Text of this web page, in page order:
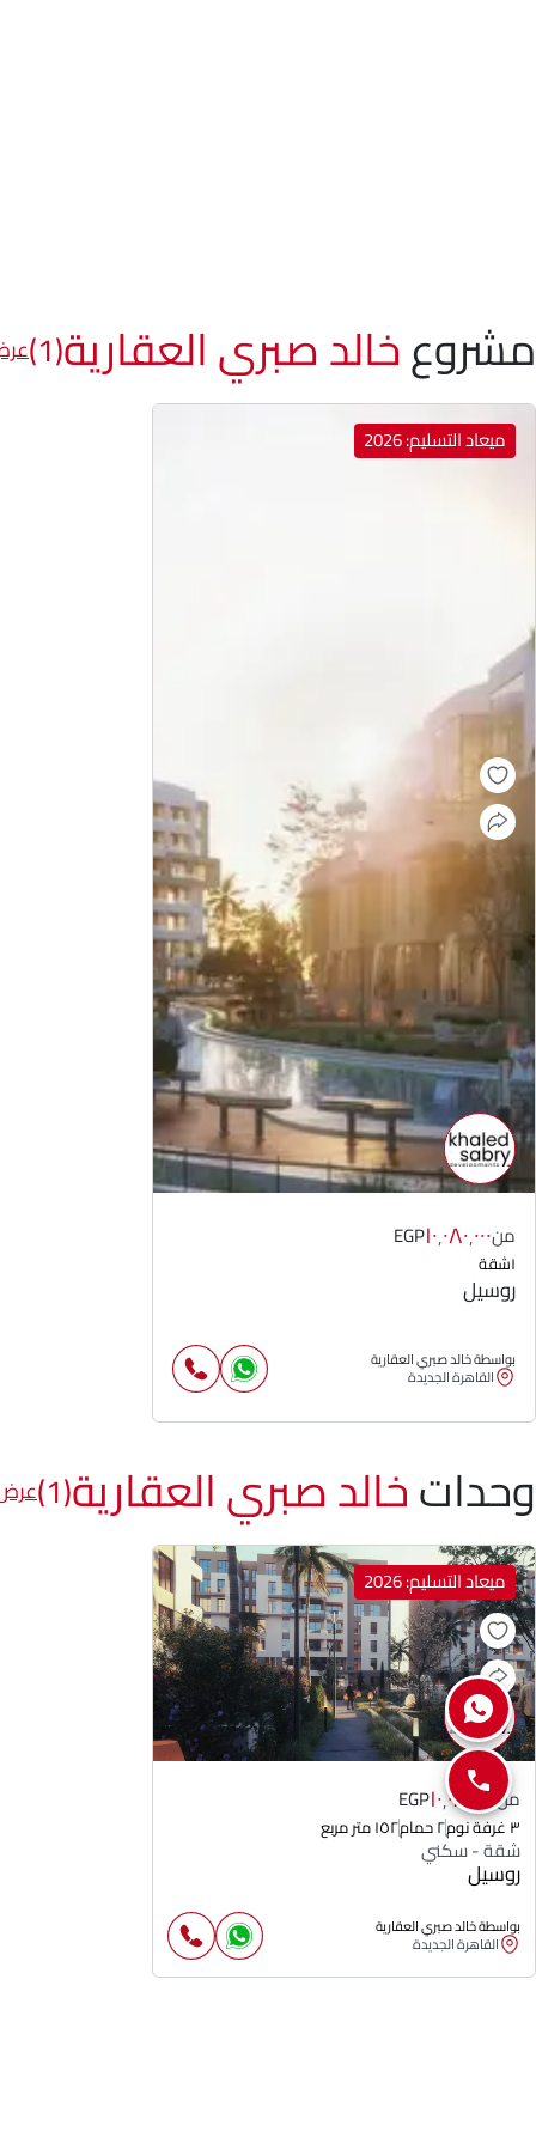
مشروعخالد صبري العقارية(1)
ميعاد التسليم: 2026
من١٠٬٠٨٠٬٠٠٠EGP
١شقة
روسيل
بواسطة خالد صبري العقارية
القاهرة الجديدة
وحداتخالد صبري العقارية(1) عرض
ميعاد التسليم: 2026
من١٠٬٠٨٠٬٠٠٠EGP
٣ غرفة نوم ٢ حمام ١٥٢ متر مربع
شقة - سكني
روسيل
بواسطة خالد صبري العقارية
القاهرة الجديدة